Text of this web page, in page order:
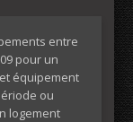
entre
pour un
équipement
ou
logement